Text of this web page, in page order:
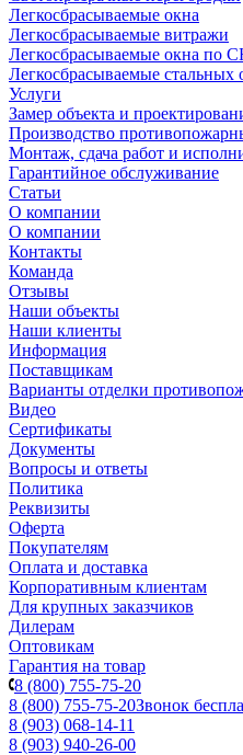
Легкосбрасываемые окна
Легкосбрасываемые витражи
Легкосбрасываемые окна по
Легкосбрасываемые стальных
Услуги
Замер объекта и
Производство
Монтаж, сдача работ и
Гарантийное обслуживание
Статьи
О компании
О компании
Контакты
Команда
Отзывы
Наши объекты
Наши клиенты
Информация
Поставщикам
Варианты отделки
Видео
Сертификаты
Документы
Вопросы и ответы
Политика
Реквизиты
Оферта
Покупателям
Оплата и доставка
Корпоративным клиентам
Для крупных заказчиков
Дилерам
Оптовикам
Гарантия на товар
8 (800) 755-75-20
8 (800) 755-75-20Звонок
8 (903) 068-14-11
8 (903) 940-26-00